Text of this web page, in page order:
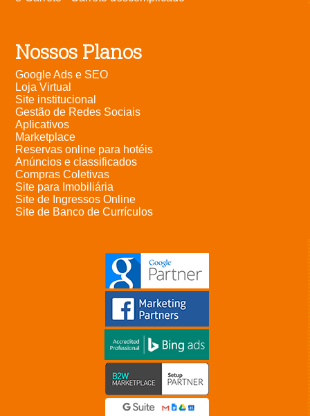
Nossos Planos
Google Ads e SEO
Loja Virtual
Site institucional
Gestão de Redes Sociais
Aplicativos
Marketplace
Reservas online para hotéis
Anúncios e classificados
Compras Coletivas
Site para Imobiliária
Site de Ingressos Online
Site de Banco de Currículos